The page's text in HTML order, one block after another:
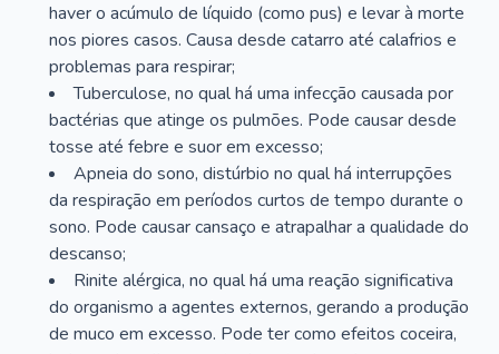
haver o acúmulo de líquido (como pus) e levar à morte
nos piores casos. Causa desde catarro até calafrios e
problemas para respirar;
Tuberculose, no qual há uma infecção causada por
bactérias que atinge os pulmões. Pode causar desde
tosse até febre e suor em excesso;
Apneia do sono, distúrbio no qual há interrupções
da respiração em períodos curtos de tempo durante o
sono. Pode causar cansaço e atrapalhar a qualidade do
descanso;
Rinite alérgica, no qual há uma reação significativa
do organismo a agentes externos, gerando a produção
de muco em excesso. Pode ter como efeitos coceira,